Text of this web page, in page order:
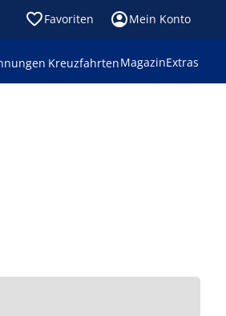
Favoriten Mein Konto
KreuzfahrtenMagazinExtras